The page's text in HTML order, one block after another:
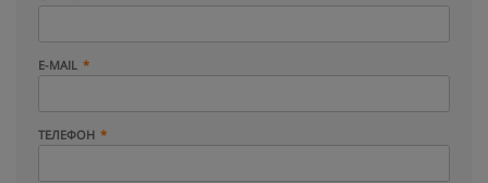
E-MAIL
ТЕЛЕФОН